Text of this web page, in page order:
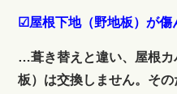
☑屋根下地（野地板）が傷
…葺き替えと違い、屋根
板）は交換しません。そ